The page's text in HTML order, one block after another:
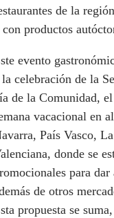
de la
productos
evento
la celebración de la
de la Comunidad,
vacacional en
País Vasco,
donde se
para
de otros
propuesta se